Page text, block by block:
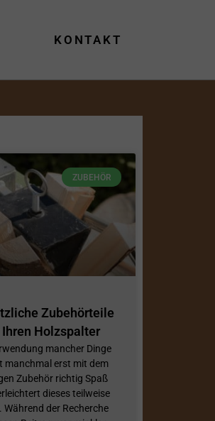
KONTAKT
ZUBEHÖR
Zubehörteile
Holzspalter
mancher Dinge
manchmal erst mit dem
Zubehör richtig Spaß
dieses teilweise
Während der Recherche